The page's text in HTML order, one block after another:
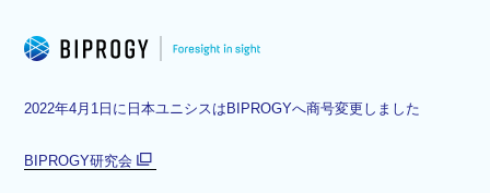
2022年4月1日に日本ユニシスはBIPROGYへ商号変更しました
BIPROGY研究会